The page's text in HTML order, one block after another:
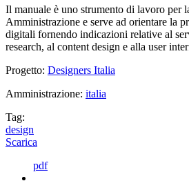
Il manuale è uno strumento di lavoro per
Amministrazione e serve ad orientare la
digitali fornendo indicazioni relative al
research, al content design e alla user
Progetto: Designers Italia
Amministrazione: italia
Tag:
design
Scarica
pdf